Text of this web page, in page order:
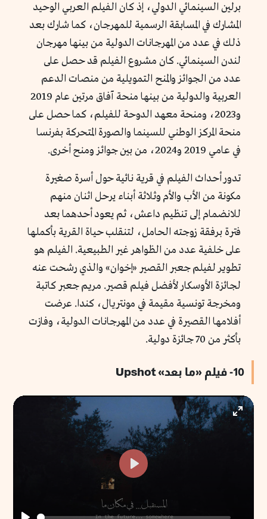
برلين السينمائي الدولي، إذ كان الفيلم العربي الوحيد
المشارك في المسابقة الرسمية للمهرجان، كما شارك بعد
ذلك في عدد من المهرجانات الدولية من بينها مهرجان
لندن السينمائي. كان مشروع الفيلم قد حصل على
عدد من الجوائز والمنح التمويلية من منصات الدعم
العربية والدولية من بينها منحة آفاق مرتين عام 2019
و2023، ومنحة معهد الدوحة للفيلم، كما حصل على
منحة المركز الوطني للسينما والصورة المتحركة بفرنسا
في عامي 2019 و2024، من بين جوائز ومنح أخرى.
تدور أحداث الفيلم في قرية نائية حول أسرة صغيرة
مكونة من الأب والأم وثلاثة أبناء يرحل اثنان منهم
للانضمام إلى تنظيم داعش، ثم يعود أحدهما بعد
فترة برفقة زوجته الحامل، لتنقلب حياة القرية بأكملها
على خلفية عدد من الظواهر غير الطبيعية. الفيلم هو
تطوير لفيلم جعبر القصير «إخوان» والذي رشحت عنه
لجائزة الأوسكار لأفضل فيلم قصير. مريم جعبر كاتبة
ومخرجة تونسية مقيمة في مونتريال، كندا. عرضت
أفلامها القصيرة في عدد من المهرجانات الدولية، وفازت
بأكثر من 70 جائزة دولية.
10- فيلم «ما بعد» Upshot
Enter
Play